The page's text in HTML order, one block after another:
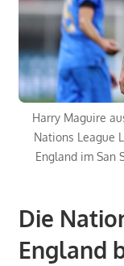
Harry Maguire
Nations League
England im San
Die
England